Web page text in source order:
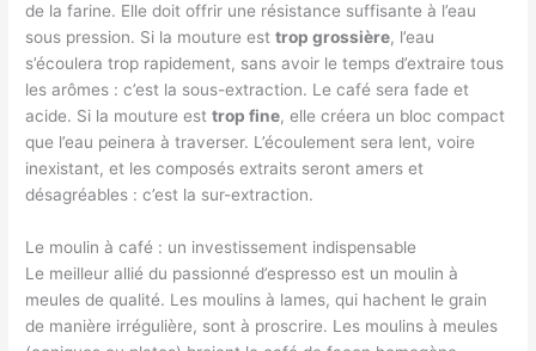
de la farine. Elle doit offrir une résistance suffisante à l’eau
sous pression. Si la mouture esttrop grossière, l’eau
s’écoulera trop rapidement, sans avoir le temps d’extraire tous
les arômes : c’est la sous-extraction. Le café sera fade et
acide. Si la mouture esttrop fine, elle créera un bloc compact
que l’eau peinera à traverser. L’écoulement sera lent, voire
inexistant, et les composés extraits seront amers et
désagréables : c’est la sur-extraction.
Le moulin à café : un investissement indispensable
Le meilleur allié du passionné d’espresso est un moulin à
meules de qualité. Les moulins à lames, qui hachent le grain
de manière irrégulière, sont à proscrire. Les moulins à meules